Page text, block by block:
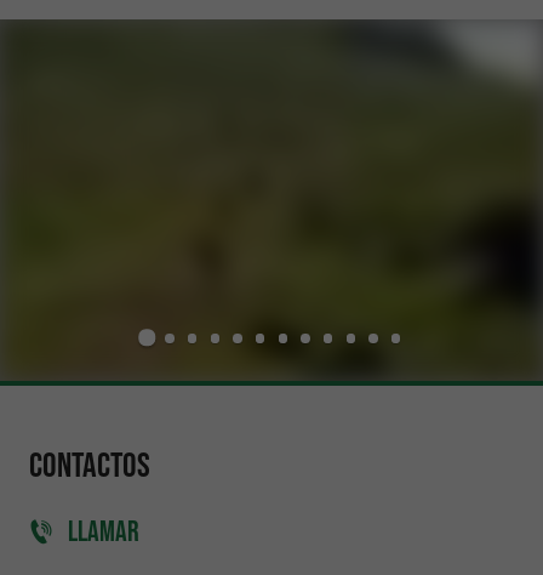
Contactos
LLAMAR